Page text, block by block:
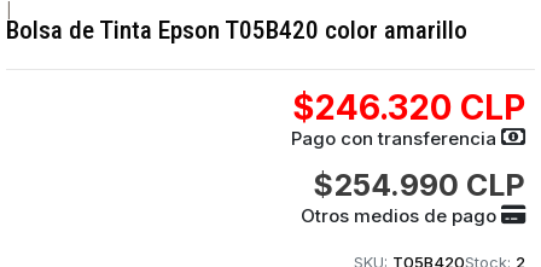
Bolsa de Tinta Epson T05B420 color amarillo
$246.320 CLP
Pago con transferencia
$254.990 CLP
Otros medios de pago
SKU: T05B420Stock: 2